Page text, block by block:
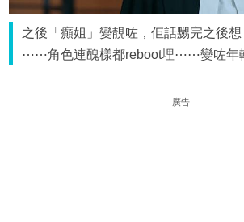
之後「癲姐」變靚咗，佢話嬲完之後想
⋯⋯角色連醜樣都reboot埋⋯⋯變咗
廣告